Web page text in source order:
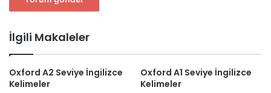
İlgili Makaleler
Oxford A2 Seviye İngilizce
Kelimeler
Oxford A1 Seviye İngilizce
Kelimeler